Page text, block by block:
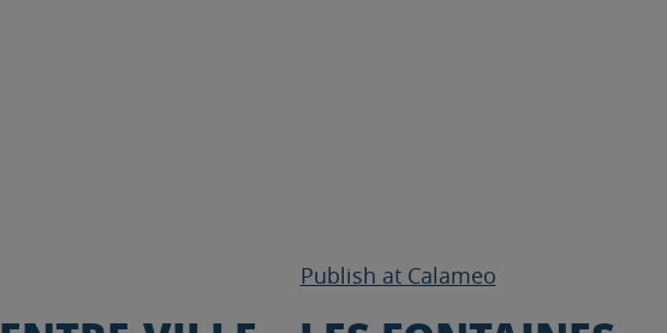
Publish at Calameo